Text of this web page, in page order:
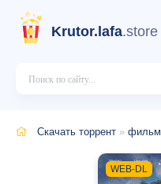
Krutor.lafa.store
Скачать торрент » фильм
WEB-DL